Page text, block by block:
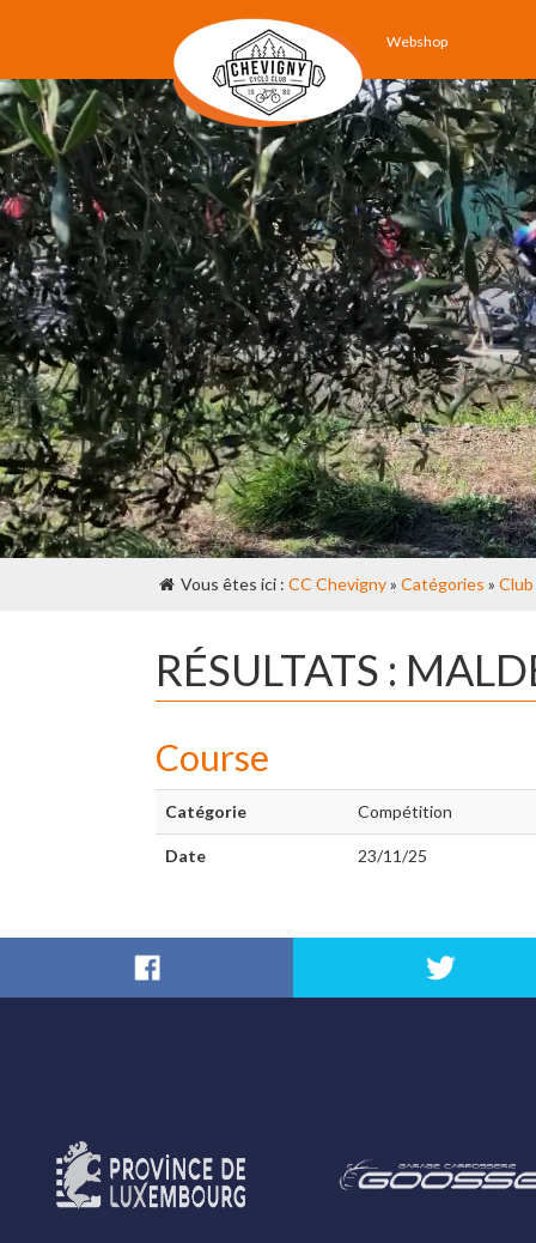
Webshop
Vous êtes ici : CC Chevigny» Catégories » Club
RÉSULTATS :
Course
Catégorie Compétition
Date 23/11/25